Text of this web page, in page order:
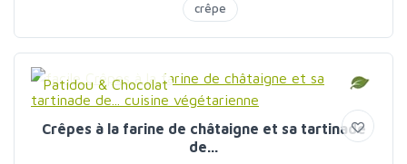
crêpe
Patidou & Chocolat
Crêpes à la farine de châtaigne et sa tartinade
de...